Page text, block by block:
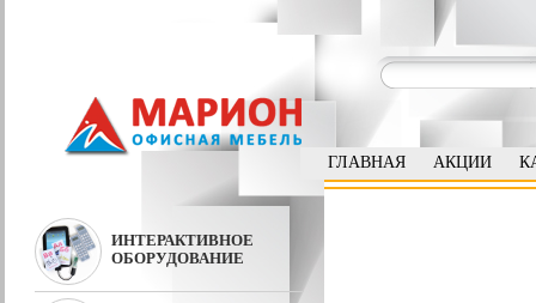
ГЛАВНАЯ АКЦИИ
ИНТЕРАКТИВНОЕ
ОБОРУДОВАНИЕ